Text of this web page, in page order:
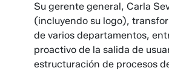
Su gerente general, Carla
(incluyendo su logo),
de varios departamentos,
proactivo de la salida de
estructuración de procesos